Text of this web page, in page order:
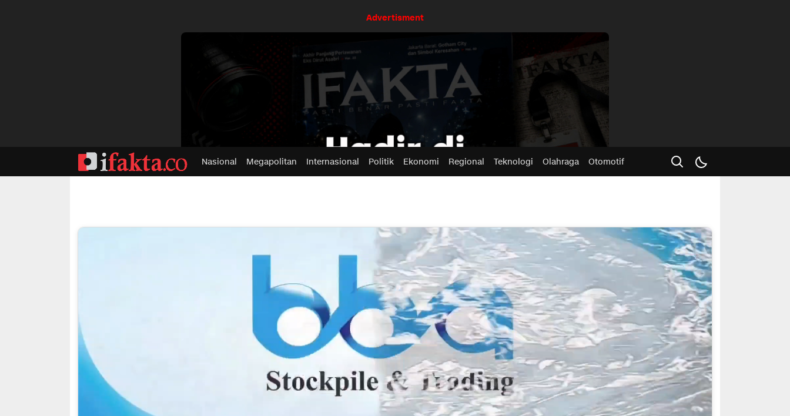
Advertisment
Nasional Megapolitan Internasional Politik Ekonomi Regional Teknologi Olahraga Otomotif